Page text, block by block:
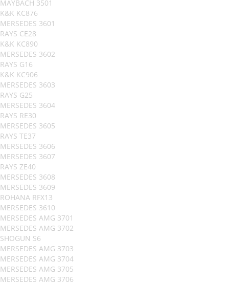
MAYBACH 3501
K&K KC876
MERSEDES 3601
RAYS CE28
K&K KC890
MERSEDES 3602
RAYS G16
K&K KC906
MERSEDES 3603
RAYS G25
MERSEDES 3604
RAYS RE30
MERSEDES 3605
RAYS TE37
MERSEDES 3606
MERSEDES 3607
RAYS ZE40
MERSEDES 3608
MERSEDES 3609
ROHANA RFX13
MERSEDES 3610
MERSEDES AMG 3701
MERSEDES AMG 3702
SHOGUN S6
MERSEDES AMG 3703
MERSEDES AMG 3704
MERSEDES AMG 3705
MERSEDES AMG 3706